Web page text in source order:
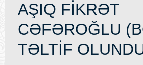
AŞIQ FİKRƏT
CƏFƏROĞLU
TƏLTİF